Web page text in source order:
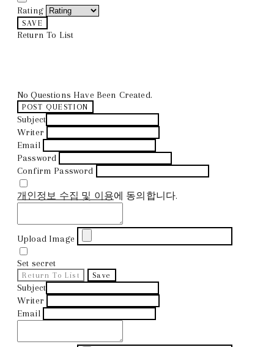
Rating
SAVE
Return To List
No Questions Have Been Created.
POST QUESTION
Subject
Writer
Email
Password
Confirm Password
개인정보 수집 및 이용에 동의합니다.
Upload Image
Set secret
Return To List Save
Subject
Writer
Email